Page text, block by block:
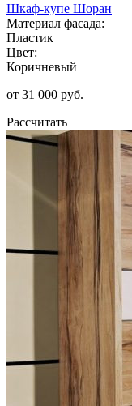
Шкаф-купе Шоран
Материал фасада:
Пластик
Цвет:
Коричневый
от 31 000 руб.
Рассчитать